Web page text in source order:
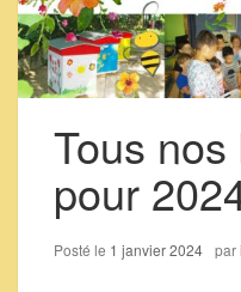
Tous
pour
Posté le 1 janvier 2024 par